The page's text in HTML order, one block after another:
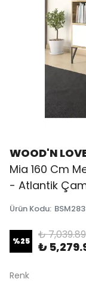
WOOD'N
Mia 160 Cm
- Atlantik
Ürün Kodu: BSM283
%25 ₺ 7,039.89
₺
Renk